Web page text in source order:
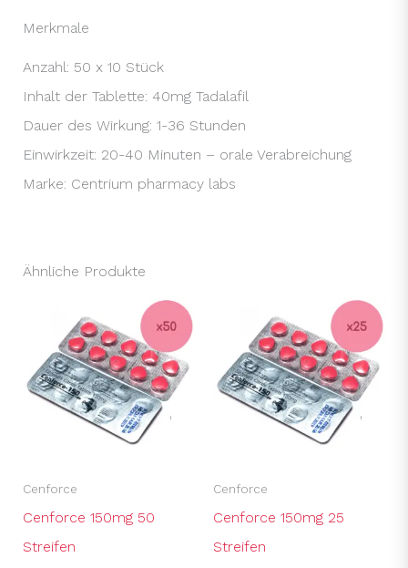
Merkmale
Anzahl: 50 x 10 Stück
Inhalt der Tablette: 40mg Tadalafil
Dauer des Wirkung: 1-36 Stunden
Einwirkzeit: 20-40 Minuten – orale Verabreichung
Marke: Centrium pharmacy labs
Ähnliche Produkte
Cenforce
Cenforce 150mg 50
Streifen
Cenforce
Cenforce 150mg 25
Streifen